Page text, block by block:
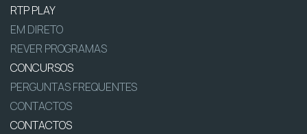
RTP PLAY
EM DIRETO
REVER PROGRAMAS
CONCURSOS
PERGUNTAS FREQUENTES
CONTACTOS
CONTACTOS